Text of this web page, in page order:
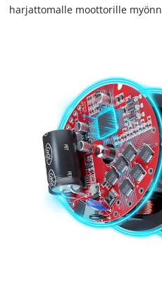
harjattomalle moottorille